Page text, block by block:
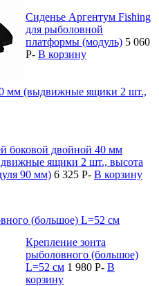
Сиденье Аргентум Fishing
для рыболовной
платформы (модуль) 5 060
P- В корзину
мм (выдвижные ящики 2 шт.,
боковой двойной 40 мм
ящики 2 шт., высота
90 мм) 6 325 P- В корзину
(большое) L=52 см
Крепление зонта
рыболовного (большое)
L=52 см 1 980 P- В
корзину